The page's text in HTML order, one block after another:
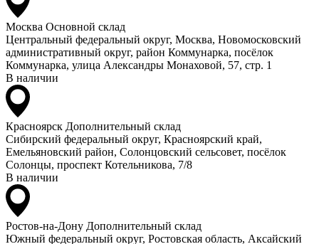
Москва Основной склад
Центральный федеральный округ, Москва, Новомосковский
административный округ, район Коммунарка, посёлок
Коммунарка, улица Александры Монаховой, 57, стр. 1
В наличии
Красноярск Дополнительный склад
Сибирский федеральный округ, Красноярский край,
Емельяновский район, Солонцовский сельсовет, посёлок
Солонцы, проспект Котельникова, 7/8
В наличии
Ростов-на-Дону Дополнительный склад
Южный федеральный округ, Ростовская область, Аксайский